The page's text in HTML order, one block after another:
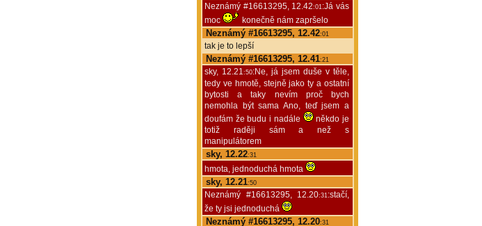
Neznámý #16613295, 12.42:01:Já vás
moc
konečně nám zapršelo
Neznámý #16613295, 12.42:01
tak je to lepší
Neznámý #16613295, 12.41:21
sky, 12.21:50:Ne, já jsem duše v těle,
tedy ve hmotě, stejně jako ty a ostatní
bytosti a taky nevím proč bych
nemohla být sama Ano, teď jsem a
doufám že budu i nadále
někdo je
totiž raději sám a než s
manipulátorem
sky, 12.22:31
hmota, jednoduchá hmota
sky, 12.21:50
Neznámý #16613295, 12.20:31:stačí,
že ty jsi jednoduchá
Neznámý #16613295, 12.20:31